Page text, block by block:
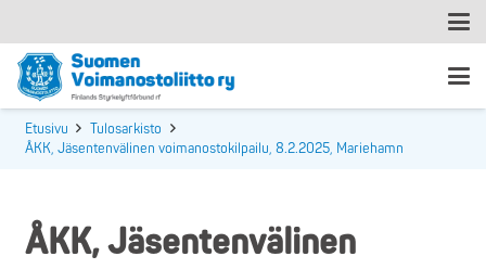
Etusivu
Tulosarkisto
ÅKK, Jäsentenvälinen voimanostokilpailu, 8.2.2025, Mariehamn
ÅKK, Jäsentenvälinen